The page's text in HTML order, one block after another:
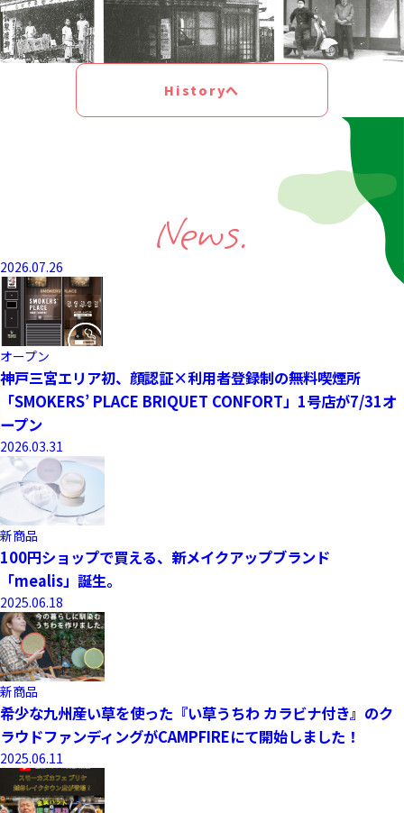
Historyへ
News.
2026.07.26
オープン
神戸三宮エリア初、顔認証×利用者登録制の無料喫煙所
「SMOKERS’ PLACE BRIQUET CONFORT」1号店が7/31オ
ープン
2026.03.31
新商品
100円ショップで買える、新メイクアップブランド
「mealis」誕生。
2025.06.18
新商品
希少な九州産い草を使った『い草うちわ カラビナ付き』のク
ラウドファンディングがCAMPFIREにて開始しました！
2025.06.11